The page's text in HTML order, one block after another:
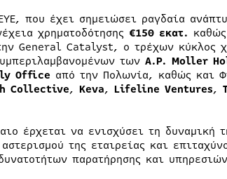
που έχει σημειώσει ραγδαία
χρηματοδότησης €150 εκατ.
General Catalyst, ο τρέχων κύκλος
των A.P. Moller
Office από την Πολωνία, καθώς και
Collective, Keva, Lifeline Ventures,
έρχεται να ενισχύσει τη δυναμική
της εταιρείας και
παρατήρησης και